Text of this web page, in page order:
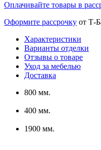
Оплачивайте товары в
Оформите рассрочку от Т-
Характеристики
Варианты отделки
Отзывы о товаре
Уход за мебелью
Доставка
800 мм.
400 мм.
1900 мм.